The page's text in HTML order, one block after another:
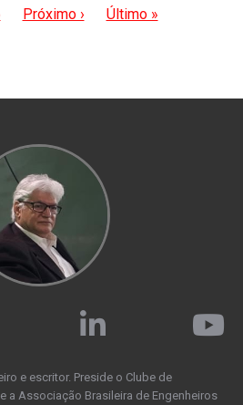
Próximo › Último »
e escritor. Preside o Clube de
a Associação Brasileira de Engenheiros